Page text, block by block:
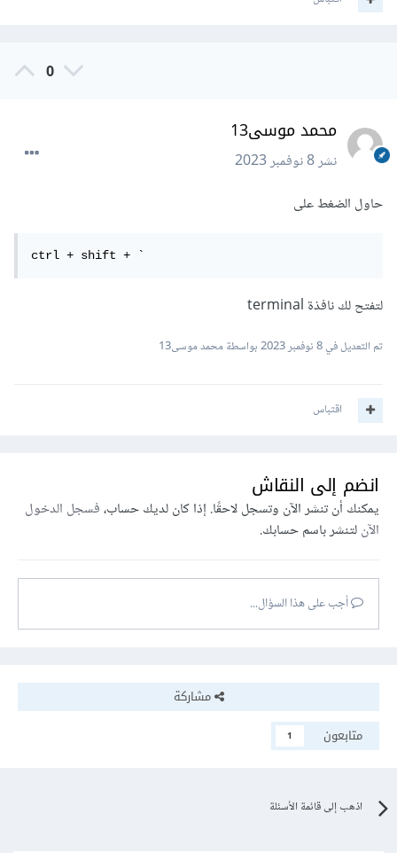
0
محمد موسى13
نشر8 نوفمبر 2023
حاول الضغط على
ctrl + shift + `
لتفتح لك نافذة terminal
تم التعديل في8 نوفمبر 2023 بواسطة محمد موسى13
اقتباس
انضم إلى النقاش
يمكنك أن تنشر الآن وتسجل لاحقًا. إذا كان لديك حساب،فسجل الدخول
الآنلتنشر باسم حسابك.
أجب على هذا السؤال...
مشاركة
متابعون
1
اذهب إلى قائمة الأسئلة